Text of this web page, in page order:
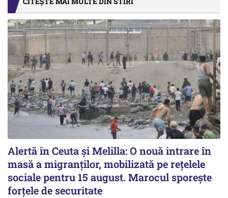
Alertă în Ceuta și Melilla: O nouă intrare în
masă a migranților, mobilizată pe rețelele
sociale pentru 15 august. Marocul sporește
forțele de securitate